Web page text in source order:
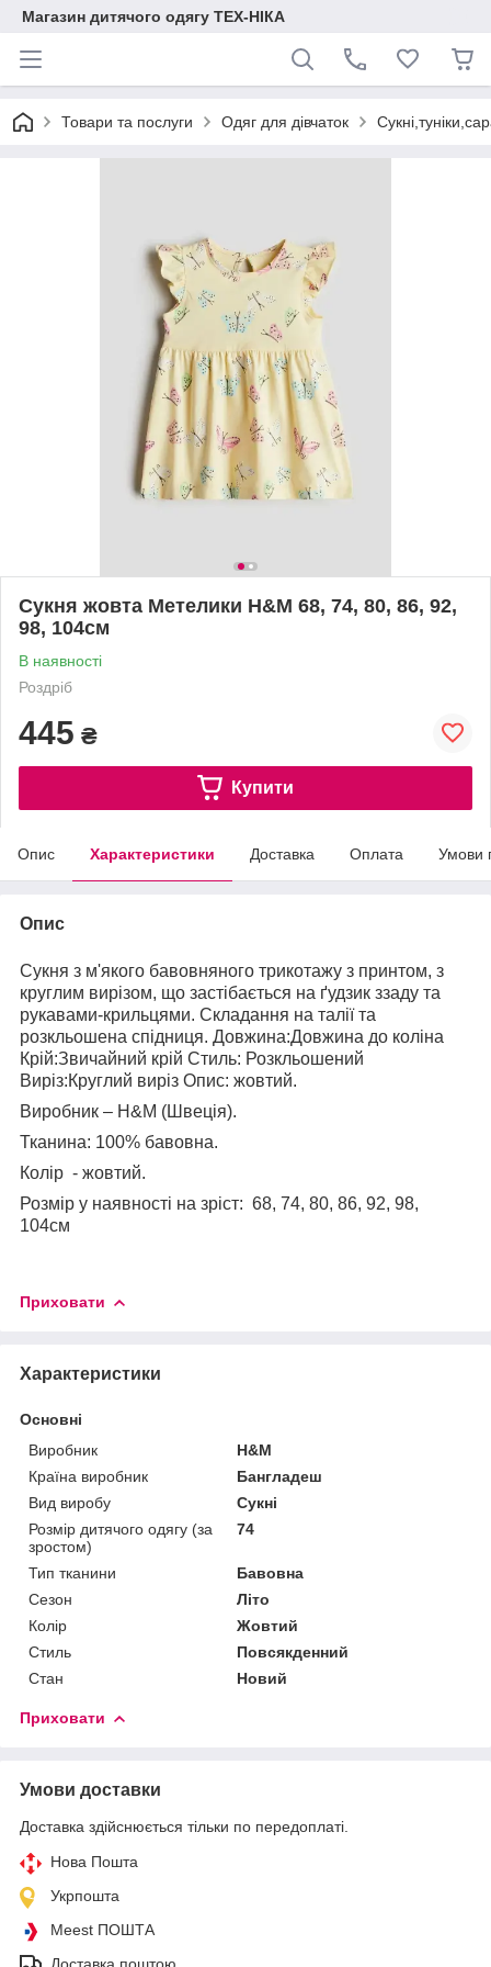
Магазин дитячого одягу ТЕХ-НІКА
Товари та послуги Одяг для дівчаток
Сукня жовта Метелики H&M 68, 74, 80, 86, 92,
98, 104см
В наявності
Роздріб
445 ₴
Купити
Опис Характеристики Доставка Оплата Умови
Опис
Сукня з м'якого бавовняного трикотажу з принтом, з
круглим вирізом, що застібається на ґудзик ззаду та
рукавами-крильцями. Складання на талії та
розкльошена спідниця. Довжина:Довжина до коліна
Крій:Звичайний крій Стиль: Розкльошений
Виріз:Круглий виріз Опис: жовтий.
Виробник – H&M (Швеція).
Тканина: 100% бавовна.
Колір - жовтий.
Розмір у наявності на зріст: 68, 74, 80, 86, 92, 98,
104см
Приховати
Характеристики
Основні
Виробник
H&M
Країна виробник
Бангладеш
Вид виробу
Сукні
Розмір дитячого одягу (за
зростом)
74
Тип тканини
Бавовна
Сезон
Літо
Колір
Жовтий
Стиль
Повсякденний
Стан
Новий
Приховати
Умови доставки
Доставка здійснюється тільки по передоплаті.
Нова Пошта
Укрпошта
Meest ПОШТА
Доставка поштою